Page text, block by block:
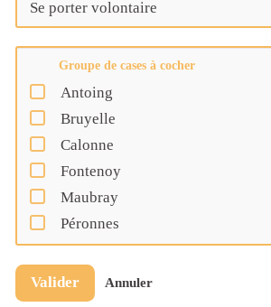
Groupe de cases à cocher
Antoing
Bruyelle
Calonne
Fontenoy
Maubray
Péronnes
Valider Annuler